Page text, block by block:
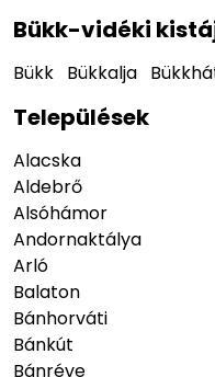
Bükk-vidéki
Bükk Bükkalja
Települések
Alacska
Aldebrő
Alsóhámor
Andornaktálya
Arló
Balaton
Bánhorváti
Bánkút
Bánréve